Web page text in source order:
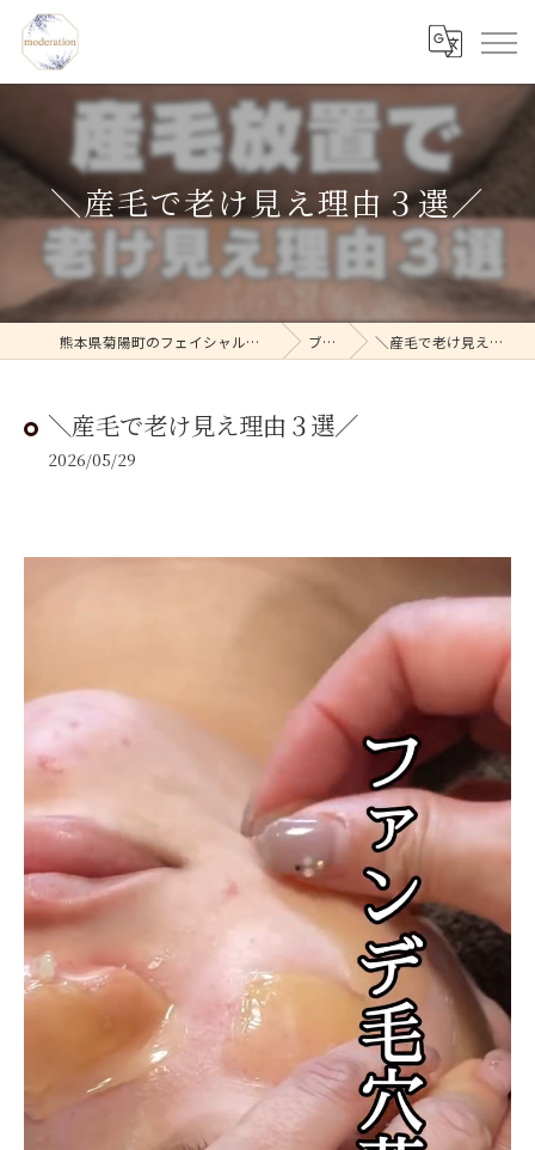
＼産毛で老け見え理由３選／
熊本県菊陽町のフェイシャルならmoderation ブログ ＼産毛で老け見え理由３選／
＼産毛で老け見え理由３選／
2026/05/29